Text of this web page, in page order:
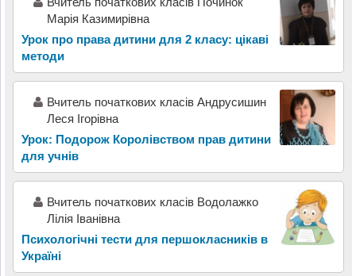
Марія Казимирівна
Урок про права дитини для 2 класу: цікаві
методи
Вчитель початкових класів Андрусишин
Леся Ігорівна
Урок: Подорож Королівством прав дитини
для учнів
Вчитель початкових класів Водолажко
Лілія Іванівна
Психологічні тести для першокласників в
Україні